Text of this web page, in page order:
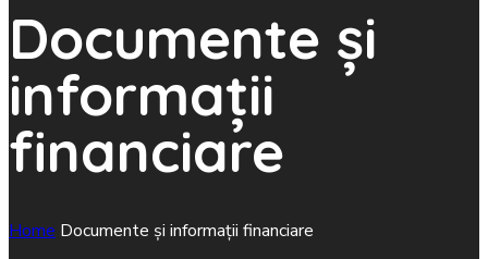
Documente și
informații
financiare
Home Documente și informații financiare